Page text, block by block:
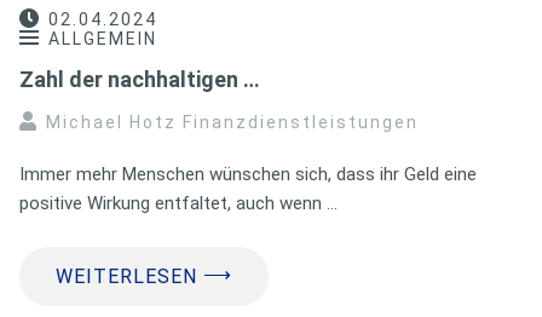
02.04.2024
ALLGEMEIN
Zahl der nachhaltigen …
Michael Hotz Finanzdienstleistungen
Immer mehr Menschen wünschen sich, dass ihr Geld eine
positive Wirkung entfaltet, auch wenn …
WEITERLESEN ⟶